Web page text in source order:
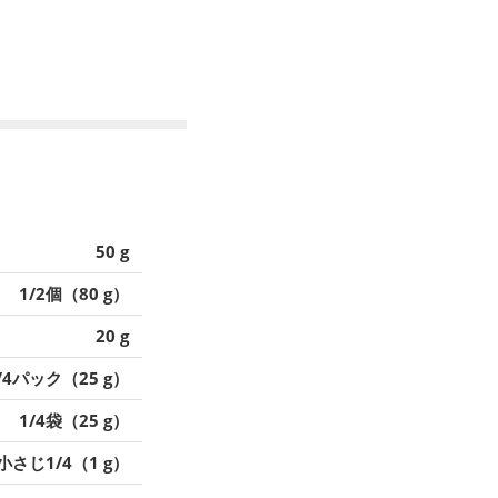
50 g
1/2個（80 g）
20 g
パック（25 g）
1/4袋（25 g）
さじ1/4（1 g）